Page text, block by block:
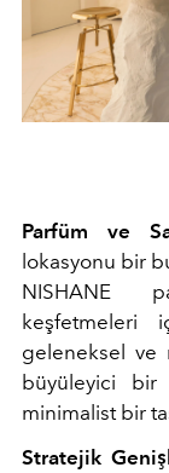
Parfüm ve
lokasyonu bir
NISHANE
keşfetmeleri
geleneksel ve
büyüleyici bir
minimalist bir
Stratejik